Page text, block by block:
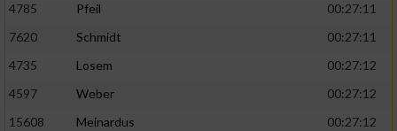
4785
Pfeil
00:27:11
7620
Schmidt
00:27:11
4735
Losem
00:27:12
4597
Weber
00:27:12
15608
Meinardus
00:27:12